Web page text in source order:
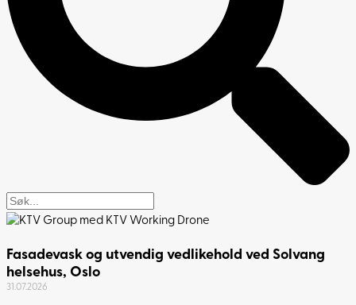
Fasadevask og utvendig vedlikehold ved Solvang
helsehus, Oslo
31.07.2026